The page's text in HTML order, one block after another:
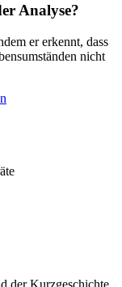
Analyse?
er erkennt, dass
nicht
der Kurzgeschichte